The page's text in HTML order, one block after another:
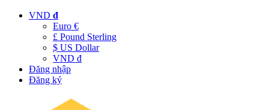
VND đ
Euro €
£ Pound Sterling
$ US Dollar
VND đ
Đăng nhập
Đăng ký